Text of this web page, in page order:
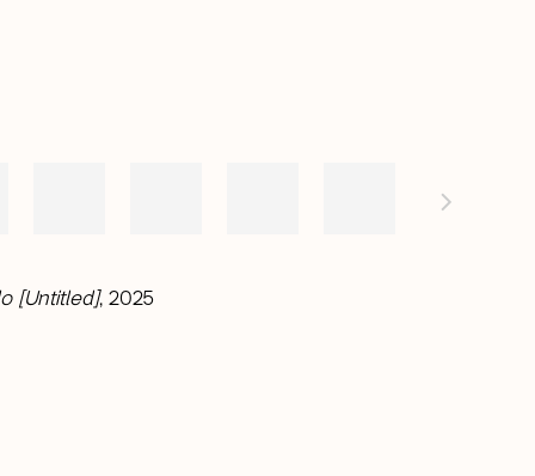
[Untitled], 2025